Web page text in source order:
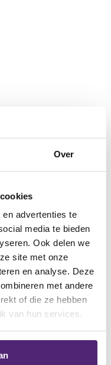
Over
advertenties te
media te bieden
Ook delen we
site met onze
en analyse. Deze
met andere
of die ze hebben
van hun services.
75,95